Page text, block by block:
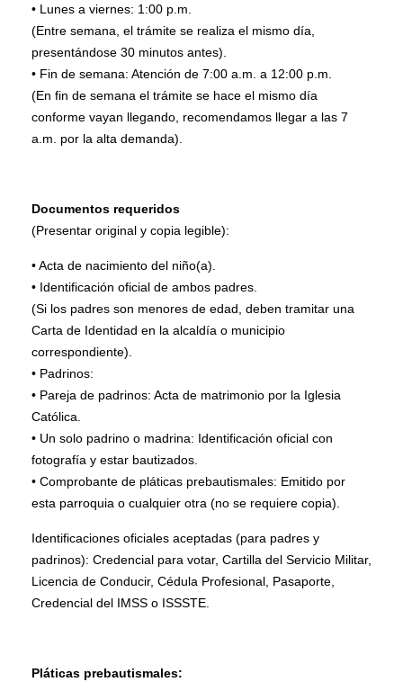
• Lunes a viernes: 1:00 p.m.
(Entre semana, el trámite se realiza el mismo día,
presentándose 30 minutos antes).
• Fin de semana: Atención de 7:00 a.m. a 12:00 p.m.
(En fin de semana el trámite se hace el mismo día
conforme vayan llegando, recomendamos llegar a las 7
a.m. por la alta demanda).
Documentos requeridos
(Presentar original y copia legible):
• Acta de nacimiento del niño(a).
• Identificación oficial de ambos padres.
(Si los padres son menores de edad, deben tramitar una
Carta de Identidad en la alcaldía o municipio
correspondiente).
• Padrinos:
• Pareja de padrinos: Acta de matrimonio por la Iglesia
Católica.
• Un solo padrino o madrina: Identificación oficial con
fotografía y estar bautizados.
• Comprobante de pláticas prebautismales: Emitido por
esta parroquia o cualquier otra (no se requiere copia).
Identificaciones oficiales aceptadas (para padres y
padrinos): Credencial para votar, Cartilla del Servicio Militar,
Licencia de Conducir, Cédula Profesional, Pasaporte,
Credencial del IMSS o ISSSTE.
Pláticas prebautismales: